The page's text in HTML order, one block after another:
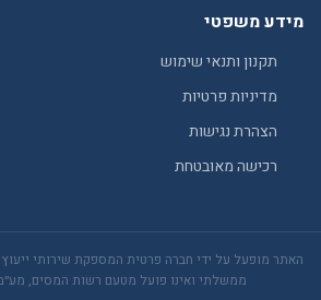
מידע משפטי
תקנון ותנאי שימוש
מדיניות פרטיות
הצהרת נגישות
רכישה מאובטחת
האתר מופעל על ידי חברה פרטית המספקת שירותי ייעוץ
ממשלתי ואינו פועל מטעם רשות המסים,